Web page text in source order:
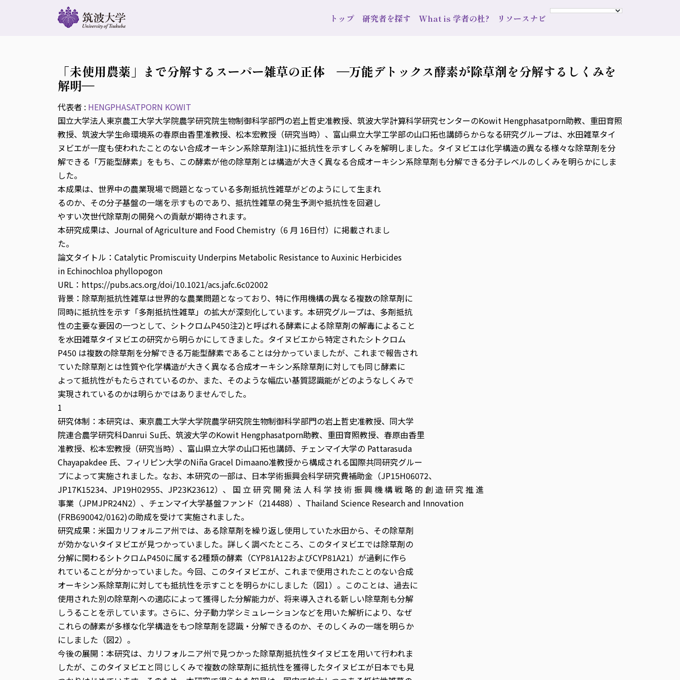
トップ 研究者を探す What is 学者の杜? リソースナビ
「未使用農薬」まで分解するスーパー雑草の正体 ―万能デトックス酵素が除草剤を分解するしくみを
解明―
代表者 : HENGPHASATPORN KOWIT
国立大学法人東京農工大学大学院農学研究院生物制御科学部門の岩上哲史准教授、筑波大学計算科学研究センターのKowit Hengphasatporn助教、重田育照
教授、筑波大学生命環境系の春原由香里准教授、松本宏教授（研究当時）、富山県立大学工学部の山口拓也講師らからなる研究グループは、水田雑草タイ
ヌビエが一度も使われたことのない合成オーキシン系除草剤注1)に抵抗性を示すしくみを解明しました。タイヌビエは化学構造の異なる様々な除草剤を分
解できる「万能型酵素」をもち、この酵素が他の除草剤とは構造が大きく異なる合成オーキシン系除草剤も分解できる分子レベルのしくみを明らかにしま
した。
本成果は、世界中の農業現場で問題となっている多剤抵抗性雑草がどのようにして生まれ
るのか、その分子基盤の一端を示すものであり、抵抗性雑草の発生予測や抵抗性を回避し
やすい次世代除草剤の開発への貢献が期待されます。
本研究成果は、Journal of Agriculture and Food Chemistry（6 月 16日付）に掲載されまし
た。
論文タイトル：Catalytic Promiscuity Underpins Metabolic Resistance to Auxinic Herbicides
in Echinochloa phyllopogon
URL：https://pubs.acs.org/doi/10.1021/acs.jafc.6c02002
背景：除草剤抵抗性雑草は世界的な農業問題となっており、特に作用機構の異なる複数の除草剤に
同時に抵抗性を示す「多剤抵抗性雑草」の拡大が深刻化しています。本研究グループは、多剤抵抗
性の主要な要因の一つとして、シトクロムP450注2)と呼ばれる酵素による除草剤の解毒によること
を水田雑草タイヌビエの研究から明らかにしてきました。タイヌビエから特定されたシトクロム
P450 は複数の除草剤を分解できる万能型酵素であることは分かっていましたが、これまで報告され
ていた除草剤とは性質や化学構造が大きく異なる合成オーキシン系除草剤に対しても同じ酵素に
よって抵抗性がもたらされているのか、また、そのような幅広い基質認識能がどのようなしくみで
実現されているのかは明らかではありませんでした。
1
研究体制：本研究は、東京農工大学大学院農学研究院生物制御科学部門の岩上哲史准教授、同大学
院連合農学研究科Danrui Su氏、筑波大学のKowit Hengphasatporn助教、重田育照教授、春原由香里
准教授、松本宏教授（研究当時）、富山県立大学の山口拓也講師、チェンマイ大学の Pattarasuda
Chayapakdee 氏、フィリピン大学のNiña Gracel Dimaano准教授から構成される国際共同研究グルー
プによって実施されました。なお、本研究の一部は、日本学術振興会科学研究費補助金（JP15H06072、
JP17K15234、JP19H02955、JP23K23612）、 国 立 研 究 開 発 法 人 科 学 技 術 振 興 機 構 戦 略 的 創 造 研 究 推 進
事業（JPMJPR24N2）、チェンマイ大学基盤ファンド（214488）、Thailand Science Research and Innovation
(FRB690042/0162)の助成を受けて実施されました。
研究成果：米国カリフォルニア州では、ある除草剤を繰り返し使用していた水田から、その除草剤
が効かないタイヌビエが見つかっていました。詳しく調べたところ、このタイヌビエでは除草剤の
分解に関わるシトクロムP450に属する2種類の酵素（CYP81A12およびCYP81A21）が過剰に作ら
れていることが分かっていました。今回、このタイヌビエが、これまで使用されたことのない合成
オーキシン系除草剤に対しても抵抗性を示すことを明らかにしました（図1）。このことは、過去に
使用された別の除草剤への適応によって獲得した分解能力が、将来導入される新しい除草剤も分解
しうることを示しています。さらに、分子動力学シミュレーションなどを用いた解析により、なぜ
これらの酵素が多様な化学構造をもつ除草剤を認識・分解できるのか、そのしくみの一端を明らか
にしました（図2）。
今後の展開：本研究は、カリフォルニア州で見つかった除草剤抵抗性タイヌビエを用いて行われま
したが、このタイヌビエと同じしくみで複数の除草剤に抵抗性を獲得したタイヌビエが日本でも見